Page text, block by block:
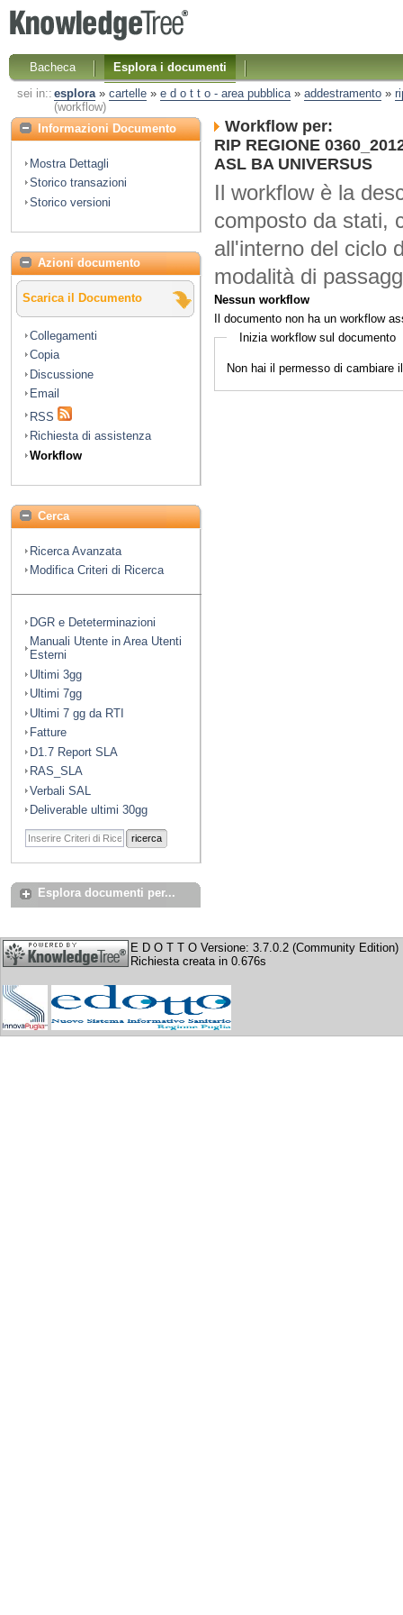
Bacheca
Esplora i documenti
sei in:: esplora» cartelle» e d o t t o - area pubblica» addestramento»
(workflow)
Informazioni Documento
Mostra Dettagli
Storico transazioni
Storico versioni
Azioni documento
Scarica il Documento
Collegamenti
Copia
Discussione
Email
RSS
Richiesta di assistenza
Workflow
Cerca
Ricerca Avanzata
Modifica Criteri di Ricerca
DGR e Deteterminazioni
Manuali Utente in Area Utenti
Esterni
Ultimi 3gg
Ultimi 7gg
Ultimi 7 gg da RTI
Fatture
D1.7 Report SLA
RAS_SLA
Verbali SAL
Deliverable ultimi 30gg
ricerca
Esplora documenti per...
Workflow per:
RIP REGIONE
ASL BA UNIVERSUS
Il workflow è la
composto da stati,
all'interno del ciclo
modalità di
Nessun workflow
Il documento non ha un workflow
Inizia workflow sul documento
Non hai il permesso di cambiare
E D O T T O Versione: 3.7.0.2 (Community Edition)
Richiesta creata in 0.676s